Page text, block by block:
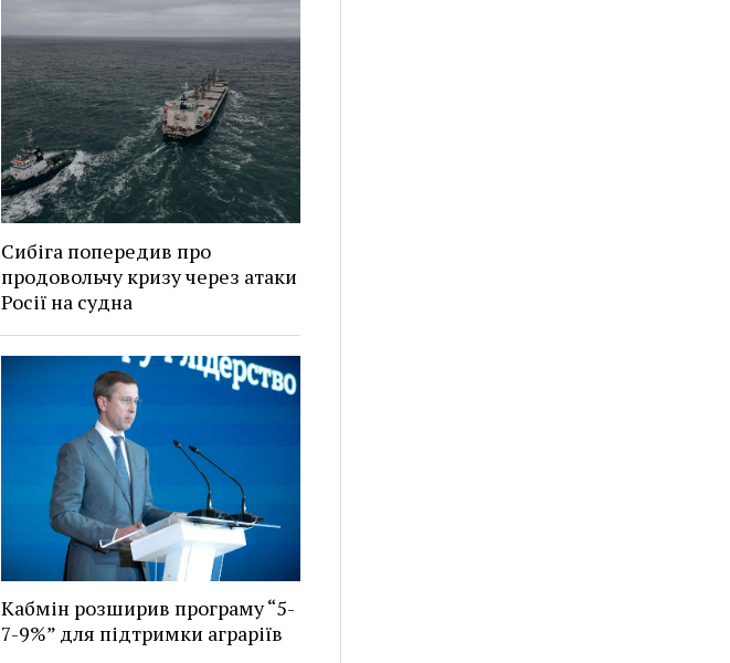
Сибіга попередив про
продовольчу кризу через атаки
Росії на судна
Кабмін розширив програму “5-
7-9%” для підтримки аграріїв